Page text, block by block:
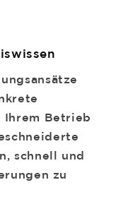
Ihrem Betrieb
schnell und
zu